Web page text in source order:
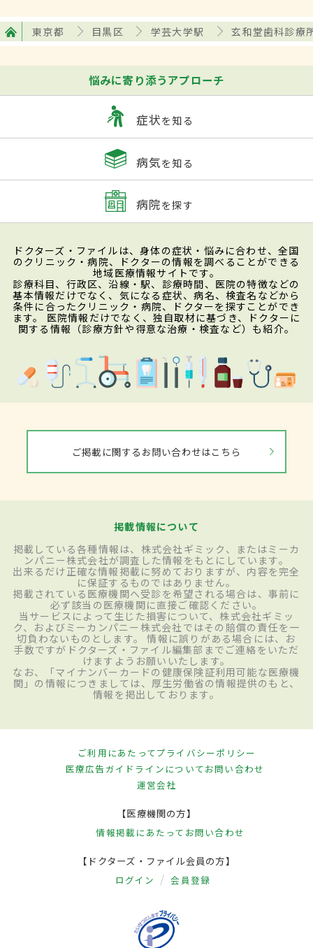
東京都 目黒区 学芸大学駅 玄和堂歯科診療
悩みに寄り添うアプローチ
症状を知る
病気を知る
病院を探す
ドクターズ・ファイルは、身体の症状・悩みに合わせ、全国
のクリニック・病院、ドクターの情報を調べることができる
地域医療情報サイトです。
診療科目、行政区、沿線・駅、診療時間、医院の特徴などの
基本情報だけでなく、気になる症状、病名、検査名などから
条件に合ったクリニック・病院、ドクターを探すことができ
ます。 医院情報だけでなく、独自取材に基づき、ドクターに
関する情報（診療方針や得意な治療・検査など）も紹介。
ご掲載に関するお問い合わせはこちら
掲載情報について
掲載している各種情報は、株式会社ギミック、またはミーカ
ンパニー株式会社が調査した情報をもとにしています。
出来るだけ正確な情報掲載に努めておりますが、内容を完全
に保証するものではありません。
掲載されている医療機関へ受診を希望される場合は、事前に
必ず該当の医療機関に直接ご確認ください。
当サービスによって生じた損害について、株式会社ギミッ
ク、およびミーカンパニー株式会社ではその賠償の責任を一
切負わないものとします。 情報に誤りがある場合には、お
手数ですがドクターズ・ファイル編集部までご連絡をいただ
けますようお願いいたします。
なお、「マイナンバーカードの健康保険証利用可能な医療機
関」の情報につきましては、厚生労働省の情報提供のもと、
情報を掲出しております。
ご利用にあたってプライバシーポリシー
医療広告ガイドラインについてお問い合わせ
運営会社
【医療機関の方】
情報掲載にあたって お問い合わせ
【ドクターズ・ファイル会員の方】
ログイン 会員登録